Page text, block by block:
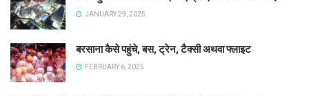
JANUARY 29, 2025
बरसाना कैसे पहुंचे, बस, ट्रेन, टैक्सी अथवा फ्लाइट
FEBRUARY 6, 2025